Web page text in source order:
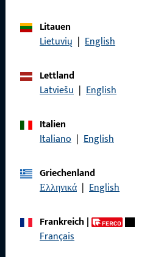
Litauen
Lietuvių | English
Lettland
Latviešu | English
Italien
Italiano | English
Griechenland
Ελληνικά | English
Frankreich|
Français
Allgemeines
Datenschutz
Schnelleinstieg
Produkte